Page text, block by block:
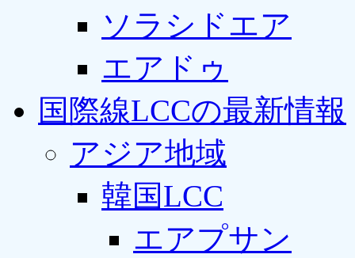
ソラシドエア
エアドゥ
国際線LCCの最新情報
アジア地域
韓国LCC
エアプサン